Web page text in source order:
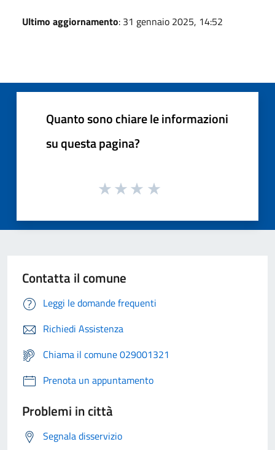
Ultimo aggiornamento: 31 gennaio 2025, 14:52
Quanto sono chiare le informazioni
su questa pagina?
Contatta il comune
Leggi le domande frequenti
Richiedi Assistenza
Chiama il comune 029001321
Prenota un appuntamento
Problemi in città
Segnala disservizio